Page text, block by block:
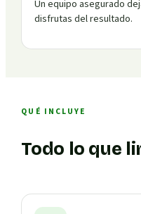
Un equipo asegurado
disfrutas del resultado.
QUÉ INCLUYE
Todo lo que